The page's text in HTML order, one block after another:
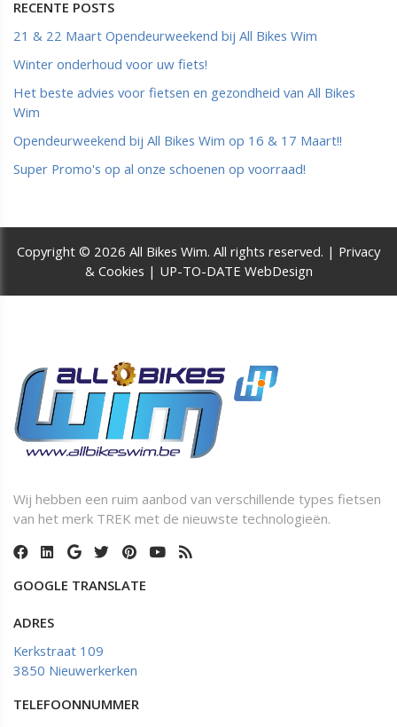
RECENTE POSTS
21 & 22 Maart Opendeurweekend bij All Bikes Wim
Winter onderhoud voor uw fiets!
Het beste advies voor fietsen en gezondheid van All Bikes
Wim
Opendeurweekend bij All Bikes Wim op 16 & 17 Maart!!
Super Promo's op al onze schoenen op voorraad!
Copyright © 2026 All Bikes Wim. All rights reserved. | Privacy
& Cookies | UP-TO-DATE WebDesign
Wij hebben een ruim aanbod van verschillende types fietsen
van het merk TREK met de nieuwste technologieën.
GOOGLE TRANSLATE
ADRES
Kerkstraat 109
3850 Nieuwerkerken
TELEFOONNUMMER